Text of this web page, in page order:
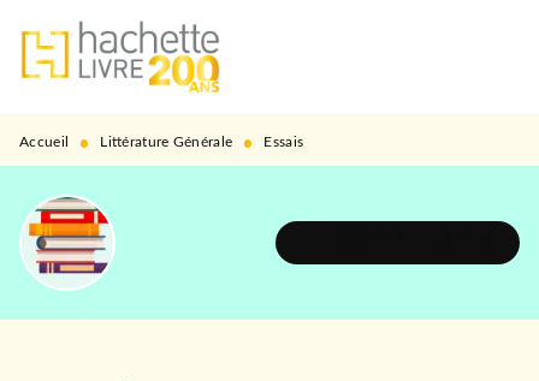
MENU RECHERCHE
PIED DE PAGE
Accueil • Littérature Générale • Essais